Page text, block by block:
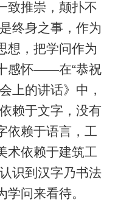
致推崇，颠扑不
终身之事，作为
想，把学问作为
感怀——在“恭祝
上的讲话》中，
赖于文字，没有
依赖于语言，工
术依赖于建筑工
识到汉字乃书法
问来看待。